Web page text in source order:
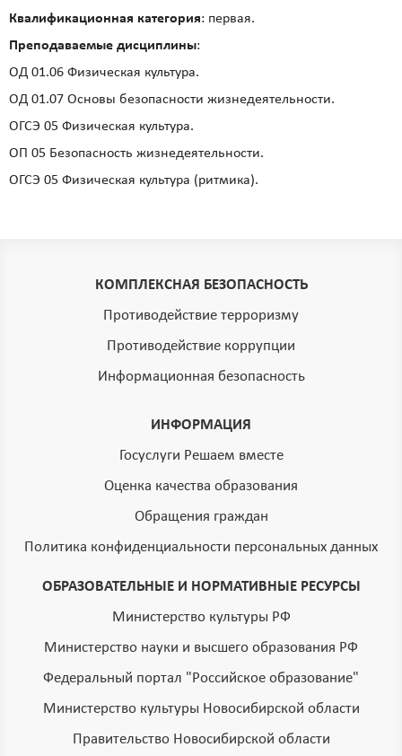
Квалификационная категория: первая.
Преподаваемые дисциплины:
ОД 01.06 Физическая культура.
ОД 01.07 Основы безопасности жизнедеятельности.
ОГСЭ 05 Физическая культура.
ОП 05 Безопасность жизнедеятельности.
ОГСЭ 05 Физическая культура (ритмика).
КОМПЛЕКСНАЯ БЕЗОПАСНОСТЬ
Противодействие терроризму
Противодействие коррупции
Информационная безопасность
ИНФОРМАЦИЯ
Госуслуги Решаем вместе
Оценка качества образования
Обращения граждан
Политика конфиденциальности персональных данных
ОБРАЗОВАТЕЛЬНЫЕ И НОРМАТИВНЫЕ РЕСУРСЫ
Министерство культуры РФ
Министерство науки и высшего образования РФ
Федеральный портал "Российское образование"
Министерство культуры Новосибирской области
Правительство Новосибирской области